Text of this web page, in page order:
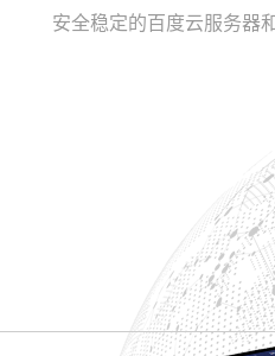
安全稳定的百度云服务器